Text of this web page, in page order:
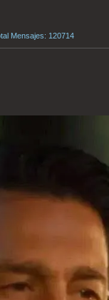
Mensajes: 120714